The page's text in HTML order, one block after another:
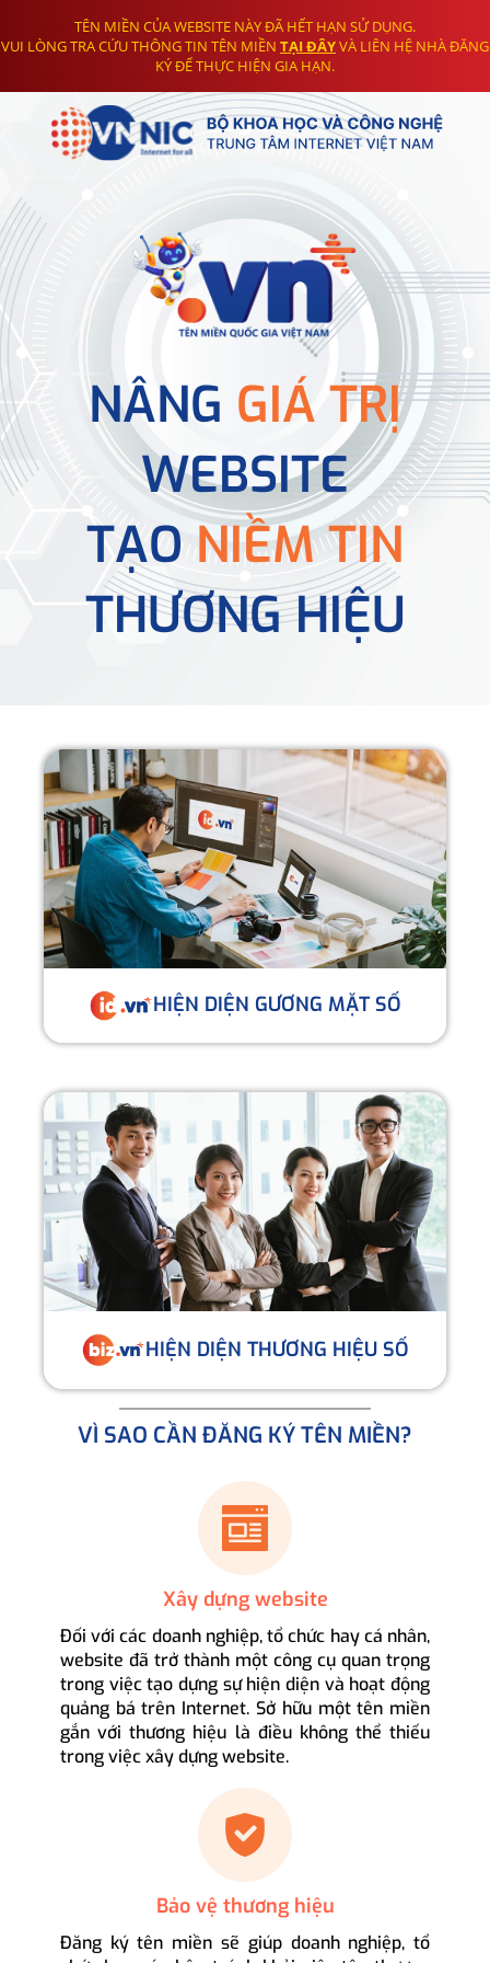
TÊN MIỀN CỦA WEBSITE NÀY ĐÃ HẾT HẠN SỬ DỤNG.
VUI LÒNG TRA CỨU THÔNG TIN TÊN MIỀN TẠI ĐÂYVÀ LIÊN HỆ NHÀ ĐĂNG
KÝ ĐỂ THỰC HIỆN GIA HẠN.
NÂNG GIÁ TRỊ
WEBSITE
TẠONIỀM TIN
THƯƠNG HIỆU
HIỆN DIỆN GƯƠNG MẶT SỐ
HIỆN DIỆN THƯƠNG HIỆU SỐ
VÌ SAO CẦN ĐĂNG KÝ TÊN MIỀN?
Xây dựng website
Đối với các doanh nghiệp, tổ chức hay cá nhân,
website đã trở thành một công cụ quan trọng
trong việc tạo dựng sự hiện diện và hoạt động
quảng bá trên Internet. Sở hữu một tên miền
gắn với thương hiệu là điều không thể thiếu
trong việc xây dựng website.
Bảo vệ thương hiệu
Đăng ký tên miền sẽ giúp doanh nghiệp, tổ